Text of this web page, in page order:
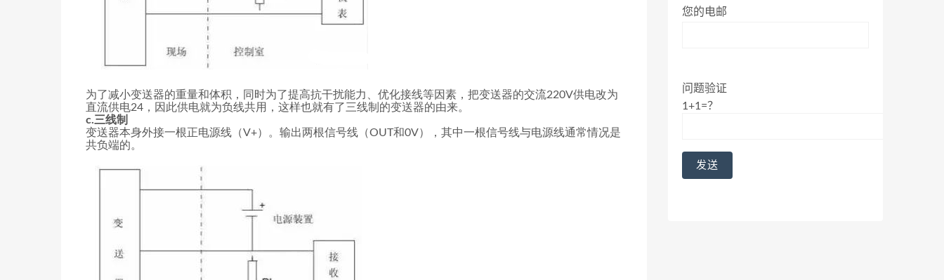
为了减小变送器的重量和体积，同时为了提高抗干扰能力、优化接线等因素，把变送器的交流220V供电改为
直流供电24，因此供电就为负线共用，这样也就有了三线制的变送器的由来。
c.三线制
变送器本身外接一根正电源线（V+）。输出两根信号线（OUT和0V），其中一根信号线与电源线通常情况是
共负端的。
您的电邮
问题验证
1+1=？